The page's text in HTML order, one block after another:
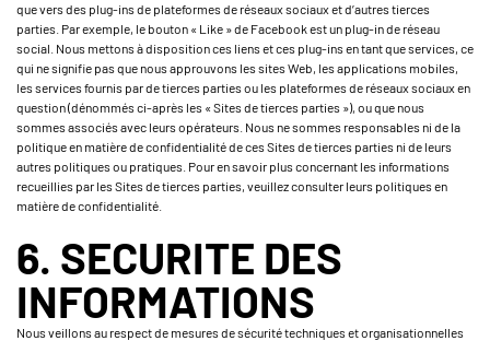
que vers des plug-ins de plateformes de réseaux sociaux et d’autres tierces
parties. Par exemple, le bouton « Like » de Facebook est un plug-in de réseau
social. Nous mettons à disposition ces liens et ces plug-ins en tant que services, ce
qui ne signifie pas que nous approuvons les sites Web, les applications mobiles,
les services fournis par de tierces parties ou les plateformes de réseaux sociaux en
question (dénommés ci-après les « Sites de tierces parties »), ou que nous
sommes associés avec leurs opérateurs. Nous ne sommes responsables ni de la
politique en matière de confidentialité de ces Sites de tierces parties ni de leurs
autres politiques ou pratiques. Pour en savoir plus concernant les informations
recueillies par les Sites de tierces parties, veuillez consulter leurs politiques en
matière de confidentialité.
6. SECURITE DES
INFORMATIONS
Nous veillons au respect de mesures de sécurité techniques et organisationnelles